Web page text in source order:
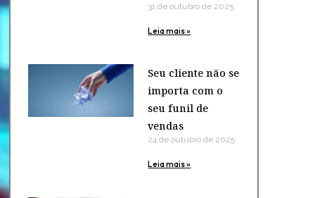
31 de outubro de 2025
Leia mais »
Seu cliente não se
importa com o
seu funil de
vendas
24 de outubro de 2025
Leia mais »